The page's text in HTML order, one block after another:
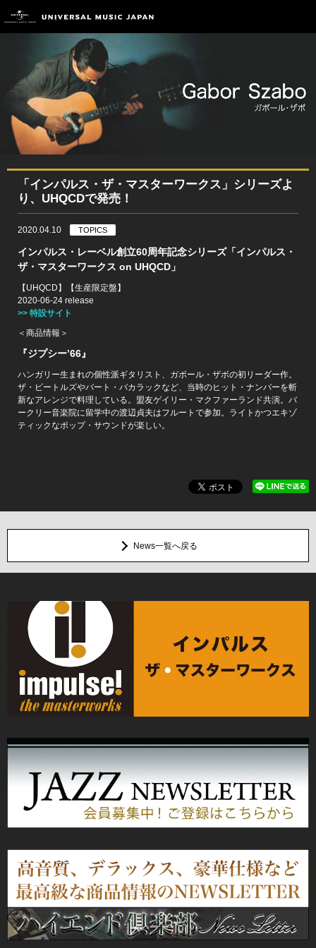
「インパルス・ザ・マスターワークス」シリーズよ
り、UHQCDで発売！
2020.04.10 TOPICS
インパルス・レーベル創立60周年記念シリーズ「インパルス・
ザ・マスターワークス on UHQCD」
【UHQCD】【生産限定盤】
2020-06-24 release
>> 特設サイト
＜商品情報＞
『ジプシー’66』
ハンガリー生まれの個性派ギタリスト、ガボール・ザボの初リーダー作。
ザ・ビートルズやバート・バカラックなど、当時のヒット・ナンバーを斬
新なアレンジで料理している。盟友ゲイリー・マクファーランド共演。バ
ークリー音楽院に留学中の渡辺貞夫はフルートで参加。ライトかつエキゾ
ティックなポップ・サウンドが楽しい。
News一覧へ戻る